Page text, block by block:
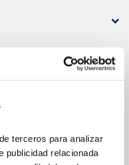
terceros para analizar
publicidad relacionada